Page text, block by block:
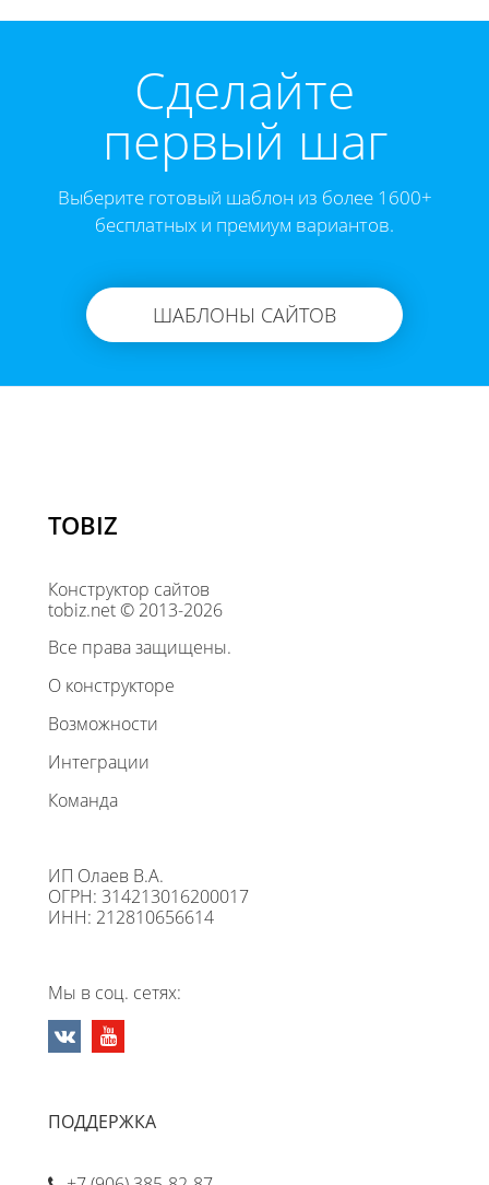
Cделайте
первый шаг
Выберите готовый шаблон из более 1600+
бесплатных и премиум вариантов.
ШАБЛОНЫ САЙТОВ
TOBIZ
Конструктор сайтов
tobiz.net © 2013-2026
Все права защищены.
О конструкторе
Возможности
Интеграции
Команда
ИП Олаев В.А.
ОГРН: 314213016200017
ИНН: 212810656614
Мы в соц. сетях:
ПОДДЕРЖКА